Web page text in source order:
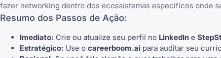
fazer networking dentro dos ecossistemas específicos onde
Resumo dos Passos de Ação:
Imediato: Crie ou atualize seu perfil no LinkedIn e
Estratégico: Use o careerboom.ai para auditar seu